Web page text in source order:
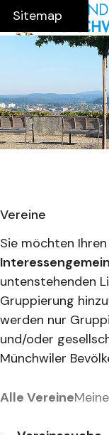
Navigieren in
Schnellnavigation
Home
Navigation
Inhalt
Suche
Sitemap
Vereine
Sie möchten Ihren
untenstehenden
Gruppierung
werden nur
und/oder
Münchwiler
Alle Vereine